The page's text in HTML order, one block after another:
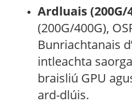
Ardluais (200G/
(200G/400G),
Bunriachtanais
intleachta
braisliú GPU
ard-dlúis.